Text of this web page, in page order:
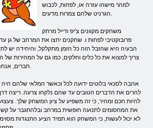
למהר מישהו עזרה או, לפחות, לכבוש
משחקים מקוונים צ'יפ ודייל מרתק
פרובוקטיבי לפחות ו. שחקנים יחצו את המרחב של גן
הבעיה היא שהזבל הזה כל הזמן מתקלקל, והיחידה יש
צריך למצוא את כל כלים וחלקים, כמו גם על המהירות של
אהבה לסנאי בלוטים ידועה לכל וכאשר המלאי שלהם היה
להרים את הדברים הטובים עד שהם נלקחו צרעה. ריצה
להיות חכם ומהיר, כי זה משפיע על ציון המשחק שלך.
את המחסומים לתנועה חופשית במרחב ובלהתגבר על
לא יכול לעשות, כי המשחק הוא תמיד הציע התנגדות מסוימת